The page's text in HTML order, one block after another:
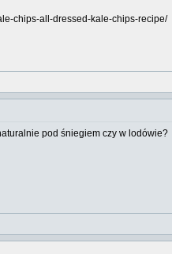
chips-all-dressed-kale-chips-recipe/
pod śniegiem czy w lodówie?